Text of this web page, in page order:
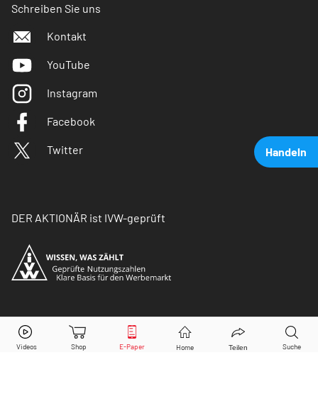
Handeln
Allianz Aktie jetzt handeln?
Schreiben Sie uns
Kontakt
YouTube
Instagram
Facebook
Twitter
DER AKTIONÄR ist IVW-geprüft
© Copyright 2026 Börsenmedien AG. Alle Rechte